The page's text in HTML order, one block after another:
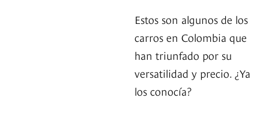
Estos son algunos de los
carros en Colombia que
han triunfado por su
versatilidad y precio. ¿Ya
los conocía?